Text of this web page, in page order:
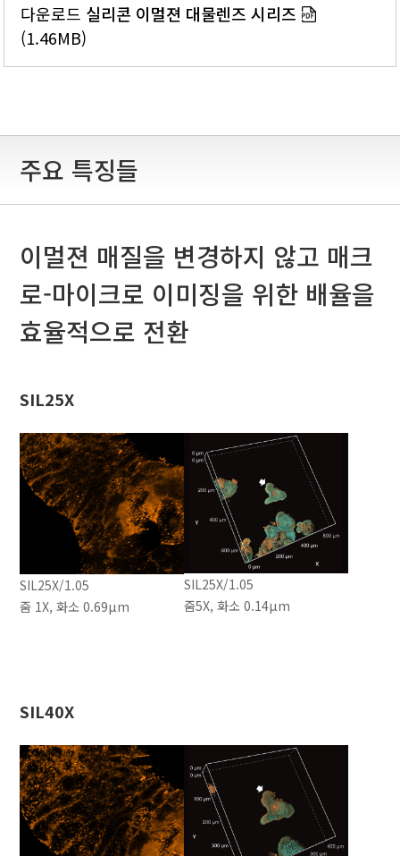
다운로드 실리콘 이멀젼 대물렌즈 시리즈
(1.46MB)
주요 특징들
이멀젼 매질을 변경하지 않고 매크
로-마이크로 이미징을 위한 배율을
효율적으로 전환
SIL25X
SIL25X/1.05
줌 1X, 화소 0.69μm
SIL25X/1.05
줌5X, 화소 0.14μm
SIL40X